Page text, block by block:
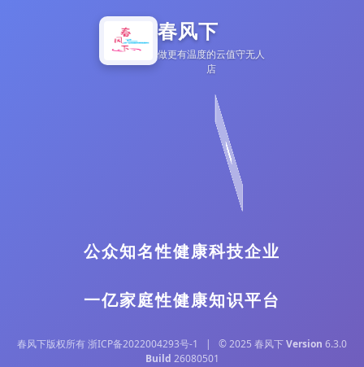
春风下
做更有温度的云值守无人
店
公众知名性健康科技企业
一亿家庭性健康知识平台
春风下版权所有 浙ICP备2022004293号-1 | © 2025 春风下Version 6.3.0
Build 26080501